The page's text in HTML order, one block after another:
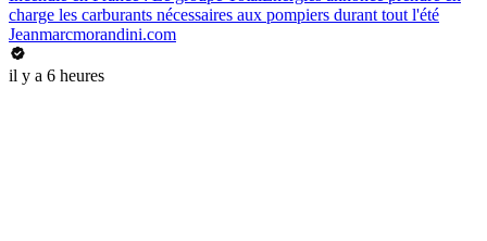
charge les carburants nécessaires aux pompiers durant tout l'été
Jeanmarcmorandini.com
il y a 6 heures